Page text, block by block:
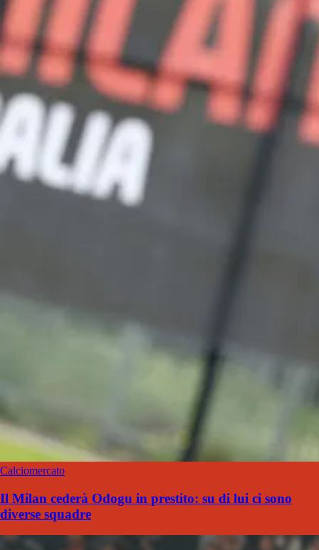
Calciomercato
Il Milan cederà Odogu in prestito: su di lui ci sono
diverse squadre